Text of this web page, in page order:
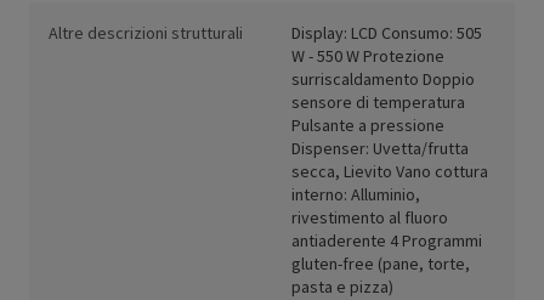
Altre descrizioni strutturali
Display: LCD Consumo: 505
W - 550 W Protezione
surriscaldamento Doppio
sensore di temperatura
Pulsante a pressione
Dispenser: Uvetta/frutta
secca, Lievito Vano cottura
interno: Alluminio,
rivestimento al fluoro
antiaderente 4 Programmi
gluten-free (pane, torte,
pasta e pizza)